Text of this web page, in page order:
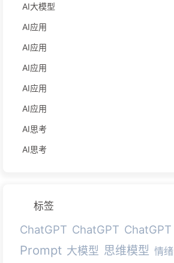
AI大模型
AI应用
AI应用
AI应用
AI应用
AI应用
AI思考
AI思考
标签
ChatGPT ChatGPT ChatGPT
Prompt 大模型 思维模型 情绪